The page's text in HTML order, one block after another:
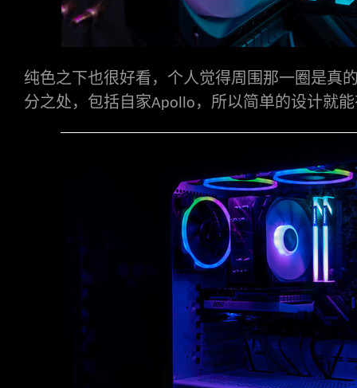
纯色之下也很好看，个人觉得周围那一圈是真
分之处，包括自家Apollo ，所以简单的设计就